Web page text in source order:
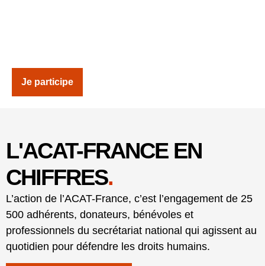
Je participe
L'ACAT-FRANCE EN
CHIFFRES.
L’action de l’ACAT-France, c’est l’engagement de 25
500 adhérents, donateurs, bénévoles et
professionnels du secrétariat national qui agissent au
quotidien pour défendre les droits humains.